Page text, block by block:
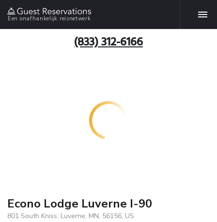
Een onafhankelijk reisnetwerk
(833) 312-6166
Econo Lodge Luverne I-90
801 South Kniss, Luverne, MN, 56156, US